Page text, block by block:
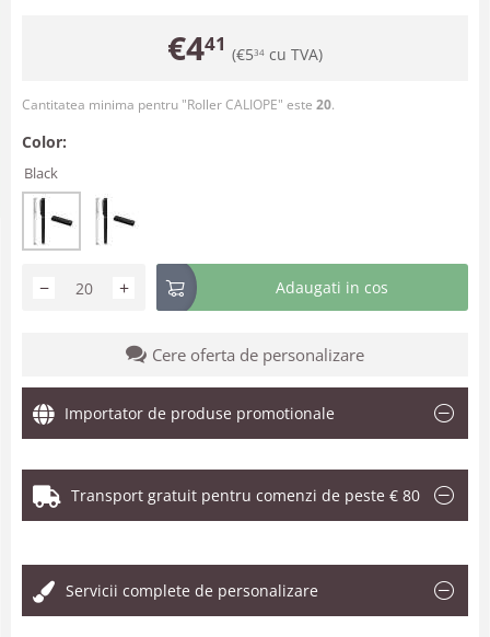
€441 (€534 cu TVA)
Cantitatea minima pentru "Roller CALIOPE" este 20.
Color:
Black
+
− Adaugati in cos
Cere oferta de personalizare
Importator de produse promotionale
Transport gratuit pentru comenzi de peste € 80
Servicii complete de personalizare